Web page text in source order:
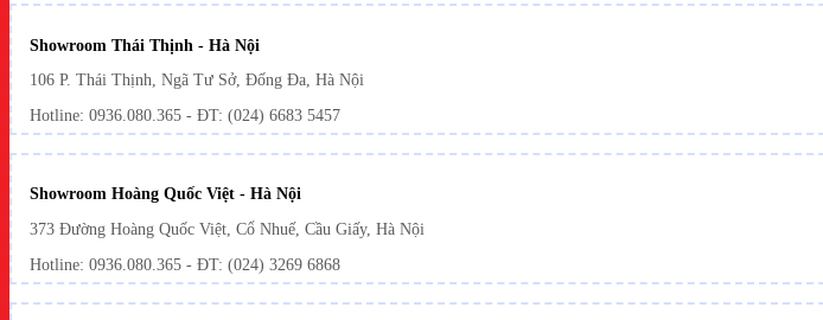
Showroom Thái Thịnh - Hà Nội
106 P. Thái Thịnh, Ngã Tư Sở, Đống Đa, Hà Nội
Hotline: 0936.080.365 - ĐT: (024) 6683 5457
Showroom Hoàng Quốc Việt - Hà Nội
373 Đường Hoàng Quốc Việt, Cổ Nhuế, Cầu Giấy, Hà Nội
Hotline: 0936.080.365 - ĐT: (024) 3269 6868